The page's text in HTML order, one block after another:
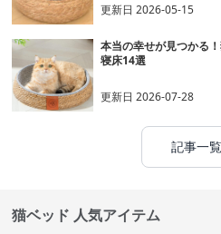
更新日2026-05-15
本当の幸せが見つかる
寝床14選
更新日2026-07-28
記事一
猫ベッド 人気アイテム